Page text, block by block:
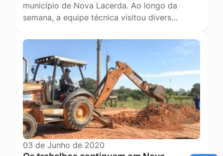
município de Nova Lacerda. Ao longo da
semana, a equipe técnica visitou divers…
03 de Junho de 2020